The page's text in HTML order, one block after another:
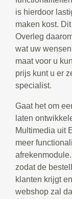
is hierdoor
maken kost.
Overleg
wat uw
maat voor u
prijs kunt u er
specialist.
Gaat het om
laten
Multimedia uit
meer
zodat de
klanten krijgt
webshop zal